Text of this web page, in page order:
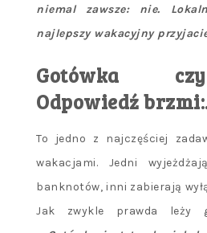
niemal zawsze: nie.
najlepszy wakacyjny
Gotówka
Odpowiedź
To jedno z najczęściej
wakacjami. Jedni
banknotów, inni zabierają
Jak zwykle prawda leży